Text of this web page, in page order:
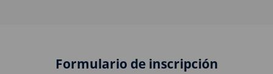
Formulario de inscripción